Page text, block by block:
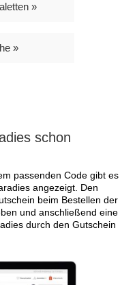
»
»
schon
passenden Code gibt es
angezeigt. Den
beim Bestellen der
und anschließend eine
durch den Gutschein